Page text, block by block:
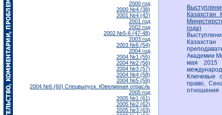
2000 год
2000 №4 (38)
2001 №4 (42)
2001 год
2002 год
2002 №5-6 (47-48)
2003 год
2003 №6 (54)
2004 год
2004 №1 (55)
2004 №2 (56)
2004 №3 (57)
2004 №4 (58)
2004 №5 (59)
2004 №6 (60) Спецвыпуск. Ювелирная отрасль
2005 год
2005 №1 (61)
2005 №2 (62)
2005 №3 (63)
Казахстан
года)
Академии
мая 2015
Ключевые
право,
отношения